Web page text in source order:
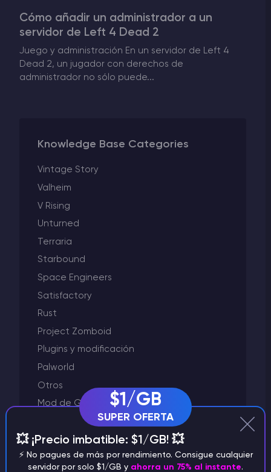
Rust Alojamiento de servidores
Palworld Alojamiento de servidores
Juegos
Cómo añadir un administrador a un
servidor de Left 4 Dead 2
Juego y administración En un servidor de Left 4
Dead 2, un jugador con derechos de
administrador no sólo puede...
Knowledge Base Categories
Vintage Story
Valheim
V Rising
Unturned
Terraria
Starbound
Space Engineers
Satisfactory
Rust
Project Zomboid
Plugins y modificación
Palworld
Otros
Mod de Garry
Left 4 Dead 2
Killing Floor 2
$1/GB
SUPER OFERTA
💥 ¡Precio imbatible: $1/GB! 💥
⚡️ No pagues de más por rendimiento. Consigue cualquier
servidor por solo $1/GB y ahorra un 75% al instante.